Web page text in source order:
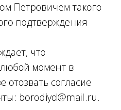
Петровичем такого
подтверждения
что
момент в
отозвать согласие
borodiyd@mail.ru.